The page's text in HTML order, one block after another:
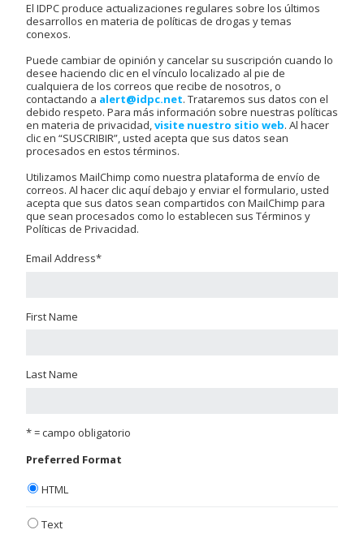
El IDPC produce actualizaciones regulares sobre los últimos
desarrollos en materia de políticas de drogas y temas
conexos.
Puede cambiar de opinión y cancelar su suscripción cuando lo
desee haciendo clic en el vínculo localizado al pie de
cualquiera de los correos que recibe de nosotros, o
contactando a alert@idpc.net. Trataremos sus datos con el
debido respeto. Para más información sobre nuestras políticas
en materia de privacidad,visite nuestro sitio web. Al hacer
clic en “SUSCRIBIR”, usted acepta que sus datos sean
procesados en estos términos.
Utilizamos MailChimp como nuestra plataforma de envío de
correos. Al hacer clic aquí debajo y enviar el formulario, usted
acepta que sus datos sean compartidos con MailChimp para
que sean procesados como lo establecen sus Términos y
Políticas de Privacidad.
Email Address*
First Name
Last Name
* = campo obligatorio
Preferred Format
HTML
Text